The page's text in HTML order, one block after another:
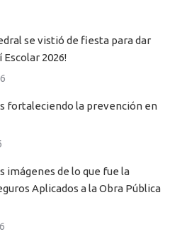
se vistió de fiesta para dar
Escolar 2026!
fortaleciendo la prevención en
imágenes de lo que fue la
Aplicados a la Obra Pública